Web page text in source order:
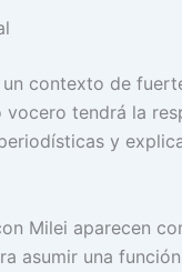
contexto de
vocero tendrá la
y
Milei aparecen
asumir una